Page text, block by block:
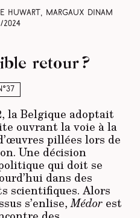
Huwart, Margaux Dinam
2024
retour ?
la Belgique adoptait
ouvrant la voie à la
pillées lors de
Une décision
qui doit se
dans des
scientifiques. Alors
s’enlise,Médorest